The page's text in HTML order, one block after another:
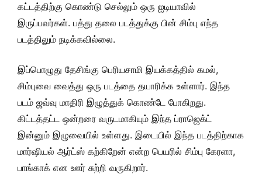
கட்டத்திற்கு கொண்டு செல்லும் ஒரு ஐடியாவில்
இருப்பவர்கள். பத்து தலை படத்துக்கு பின் சிம்பு எந்த
படத்திலும் நடிக்கவில்லை.
இப்பொழுது தேசிங்கு பெரியசாமி இயக்கத்தில் கமல்,
சிம்புவை வைத்து ஒரு படத்தை தயாரிக்க உள்ளார். இந்த
படம் ஜவ்வு மாதிரி இழுத்துக் கொண்டே போகிறது.
கிட்டத்தட்ட ஒன்றரை வருடமாகியும் இந்த ப்ராஜெக்ட்
இன்னும் இழுவையில் உள்ளது. இடையில் இந்த படத்திற்காக
மார்ஷியல் ஆர்ட்ஸ் கற்கிறேன் என்ற பெயரில் சிம்பு கேரளா,
பாங்காக் என ஊர் சுற்றி வருகிறார்.